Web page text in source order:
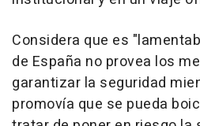
Considera que es
de España no provea los
garantizar la seguridad
promovía que se pueda